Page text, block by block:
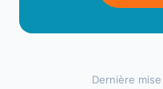
Dernière